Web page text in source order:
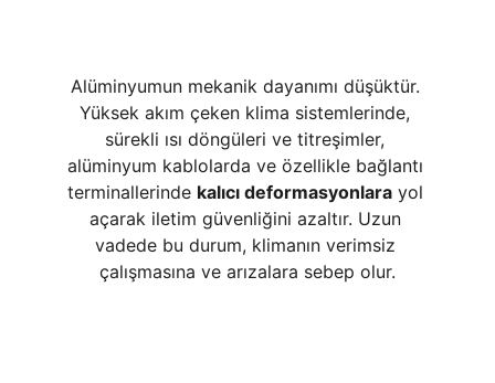
Alüminyumun mekanik dayanımı düşüktür.
Yüksek akım çeken klima sistemlerinde,
sürekli ısı döngüleri ve titreşimler,
alüminyum kablolarda ve özellikle bağlantı
terminallerinde kalıcı deformasyonlara yol
açarak iletim güvenliğini azaltır. Uzun
vadede bu durum, klimanın verimsiz
çalışmasına ve arızalara sebep olur.